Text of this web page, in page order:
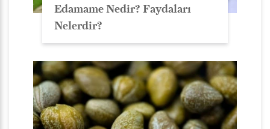
Edamame Nedir? Faydaları
Nelerdir?